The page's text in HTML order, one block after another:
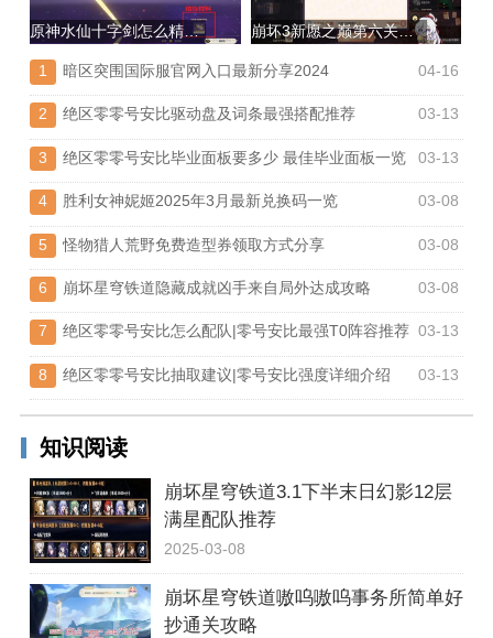
原神水仙十字剑怎么精炼|精炼材料获取方法 崩坏3新愿之巅第六关通关攻略
1 暗区突围国际服官网入口最新分享2024 04-16
2 绝区零零号安比驱动盘及词条最强搭配推荐 03-13
3 绝区零零号安比毕业面板要多少 最佳毕业面板一览 03-13
4 胜利女神妮姬2025年3月最新兑换码一览 03-08
5 怪物猎人荒野免费造型券领取方式分享 03-08
6 崩坏星穹铁道隐藏成就凶手来自局外达成攻略 03-08
7 绝区零零号安比怎么配队|零号安比最强T0阵容推荐 03-13
8 绝区零零号安比抽取建议|零号安比强度详细介绍 03-13
知识阅读
崩坏星穹铁道3.1下半末日幻影12层
满星配队推荐
2025-03-08
崩坏星穹铁道嗷呜嗷呜事务所简单好
抄通关攻略